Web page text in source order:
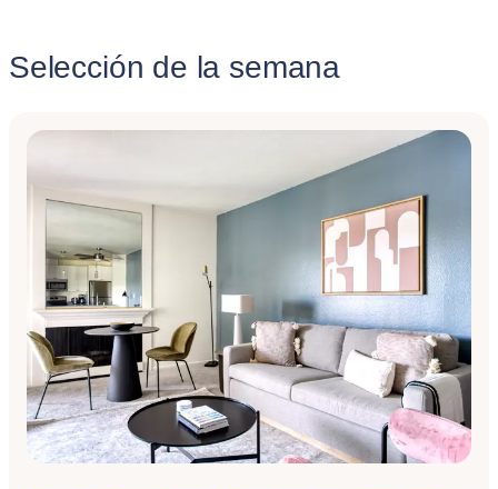
Selección de la semana